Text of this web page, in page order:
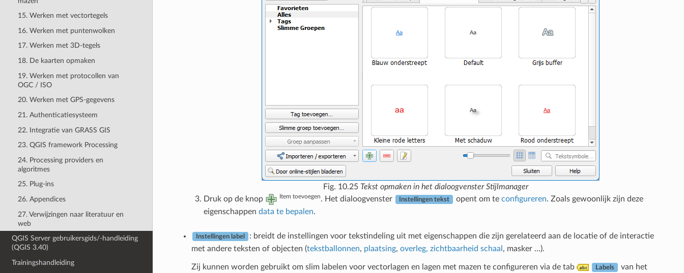
15. Werken met vectortegels
16. Werken met puntenwolken
17. Werken met 3D-tegels
18. De kaarten opmaken
19. Werken met protocollen van
OGC / ISO
20. Werken met GPS-gegevens
21. Authenticatiesysteem
22. Integratie van GRASS GIS
23. QGIS framework Processing
24. Processing providers en
algoritmes
25. Plug-ins
26. Appendices
27. Verwijzingen naar literatuur en
web
QGIS Server gebruikersgids/-handleiding
(QGIS 3.40)
Trainingshandleiding
Fig. 10.25 Tekst opmaken in het dialoogvenster Stijlmanager
Druk op de knop
Item toevoegen. Het dialoogvenster Instellingen tekst opent om te configureren. Zoals gewoonlijk zijn deze
eigenschappen data te bepalen.
Instellingen label
: breidt de instellingen voor tekstindeling uit met eigenschappen die zijn gerelateerd aan de locatie of de interactie
met andere teksten of objecten (tekstballonnen, plaatsing, overleg, zichtbaarheid schaal , masker …).
Zij kunnen worden gebruikt om slim labelen voor vectorlagen en lagen met mazen te configureren via de tab Labels
van het